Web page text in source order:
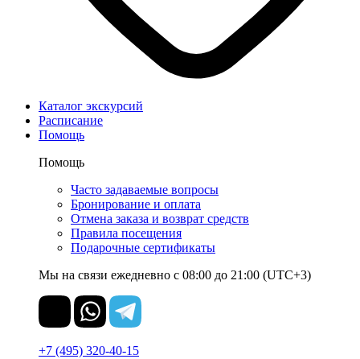
Каталог экскурсий
Расписание
Помощь
Помощь
Часто задаваемые вопросы
Бронирование и оплата
Отмена заказа и возврат средств
Правила посещения
Подарочные сертификаты
Мы на связи ежедневно с 08:00 до 21:00 (UTC+3)
+7 (495) 320-40-15